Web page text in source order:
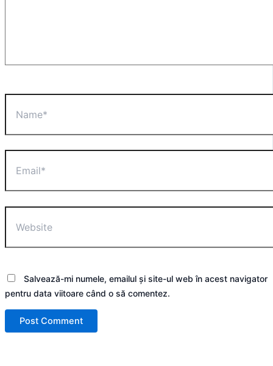
Salvează-mi numele, emailul și site-ul web în acest navigator
pentru data viitoare când o să comentez.